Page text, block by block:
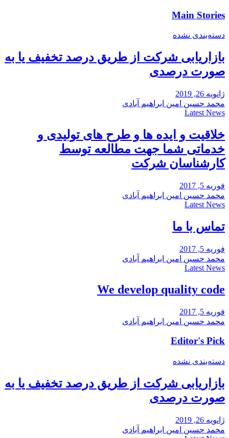
Main Stories
دسته‌بندی نشده
بازاریابی شرکت از طریق درصد تخفیف یا به
صورت درصدی
ژانویه 26, 2019
محمد حسین امین ابراهیم آبادی
Latest News
خلاقیت و ایده ها و طرح های تولیدی و
خدماتی شما جهت مطالعه توسط
کارشناسان شرکت
فوریه 5, 2017
محمد حسین امین ابراهیم آبادی
Latest News
تماس با ما
فوریه 5, 2017
محمد حسین امین ابراهیم آبادی
Latest News
We develop quality code
فوریه 5, 2017
محمد حسین امین ابراهیم آبادی
Editor's Pick
دسته‌بندی نشده
بازاریابی شرکت از طریق درصد تخفیف یا به
صورت درصدی
ژانویه 26, 2019
محمد حسین امین ابراهیم آبادی